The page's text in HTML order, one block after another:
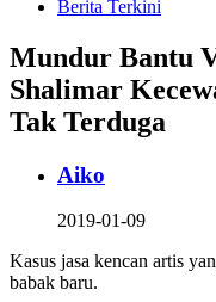
Berita Terkini
Mundur Bantu
Shalimar
Tak Terduga
Aiko
2019-01-09
Kasus jasa kencan artis
babak baru.